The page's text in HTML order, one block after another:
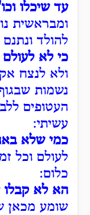
עד שיכלו
ומבראשית
להולד
כי לא
ולא לנצח
נשמות
העטופים
עשיתי:
כמי שלא
לעולם וכל
כלום:
הא לא
שומע מכאן